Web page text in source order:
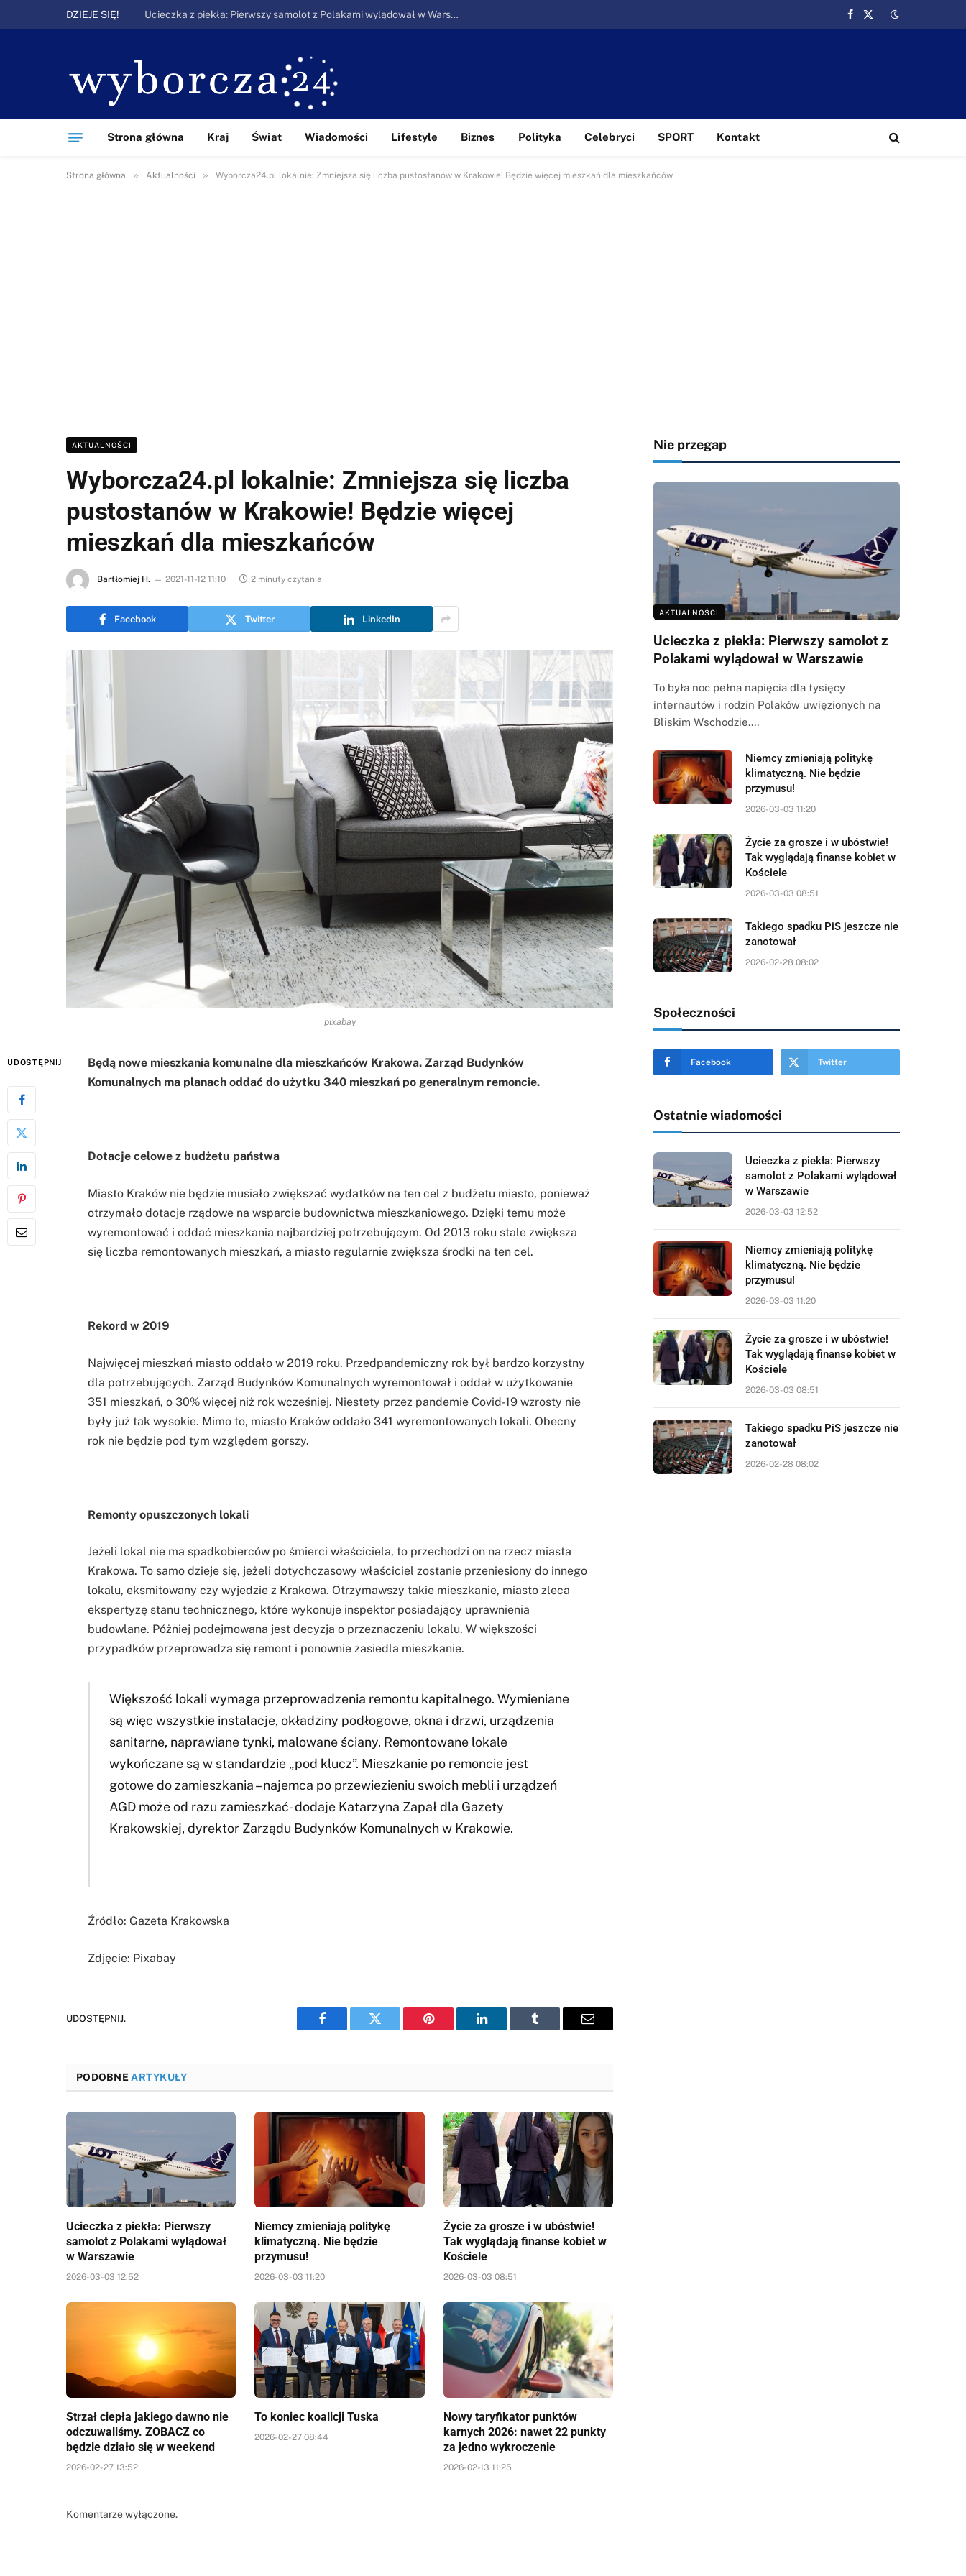
DZIEJE SIĘ! Ucieczka z piekła: Pierwszy samolot z Polakami wylądował w Warszawie
Facebook
X
Strona główna Kraj Świat Wiadomości Lifestyle Biznes Polityka Celebryci SPORT Kontakt
Strona główna » Aktualności » Wyborcza24.pl lokalnie: Zmniejsza się liczba pustostanów w Krakowie! Będzie więcej mieszkań dla mieszkańców
AKTUALNOŚCI
Wyborcza24.pl lokalnie: Zmniejsza się liczba
pustostanów w Krakowie! Będzie więcej
mieszkań dla mieszkańców
Bartłomiej H. 2021-11-12 11:10 2 minuty czytania
Facebook Twitter LinkedIn
pixabay
UDOSTĘPNIJ
Będą nowe mieszkania komunalne dla mieszkańców Krakowa. Zarząd Budynków
Komunalnych ma planach oddać do użytku 340 mieszkań po generalnym remoncie.
Dotacje celowe z budżetu państwa
Miasto Kraków nie będzie musiało zwiększać wydatków na ten cel z budżetu miasto, ponieważ
otrzymało dotacje rządowe na wsparcie budownictwa mieszkaniowego. Dzięki temu może
wyremontować i oddać mieszkania najbardziej potrzebującym. Od 2013 roku stale zwiększa
się liczba remontowanych mieszkań, a miasto regularnie zwiększa środki na ten cel.
Rekord w 2019
Najwięcej mieszkań miasto oddało w 2019 roku. Przedpandemiczny rok był bardzo korzystny
dla potrzebujących. Zarząd Budynków Komunalnych wyremontował i oddał w użytkowanie
351 mieszkań, o 30% więcej niż rok wcześniej. Niestety przez pandemie Covid-19 wzrosty nie
były już tak wysokie. Mimo to, miasto Kraków oddało 341 wyremontowanych lokali. Obecny
rok nie będzie pod tym względem gorszy.
Remonty opuszczonych lokali
Jeżeli lokal nie ma spadkobierców po śmierci właściciela, to przechodzi on na rzecz miasta
Krakowa. To samo dzieje się, jeżeli dotychczasowy właściciel zostanie przeniesiony do innego
lokalu, eksmitowany czy wyjedzie z Krakowa. Otrzymawszy takie mieszkanie, miasto zleca
ekspertyzę stanu technicznego, które wykonuje inspektor posiadający uprawnienia
budowlane. Póżniej podejmowana jest decyzja o przeznaczeniu lokalu. W większości
przypadków przeprowadza się remont i ponownie zasiedla mieszkanie.
Większość lokali wymaga przeprowadzenia remontu kapitalnego. Wymieniane
są więc wszystkie instalacje, okładziny podłogowe, okna i drzwi, urządzenia
sanitarne, naprawiane tynki, malowane ściany. Remontowane lokale
wykończane są w standardzie „pod klucz”. Mieszkanie po remoncie jest
gotowe do zamieszkania – najemca po przewiezieniu swoich mebli i urządzeń
AGD może od razu zamieszkać- dodaje Katarzyna Zapał dla Gazety
Krakowskiej, dyrektor Zarządu Budynków Komunalnych w Krakowie.
Źródło: Gazeta Krakowska
Zdjęcie: Pixabay
UDOSTĘPNIJ.
Facebook Twitter Pinterest LinkedIn Tumblr Email
PODOBNE ARTYKUŁY
Ucieczka z piekła: Pierwszy
samolot z Polakami wylądował
w Warszawie
2026-03-03 12:52
Niemcy zmieniają politykę
klimatyczną. Nie będzie
przymusu!
2026-03-03 11:20
Życie za grosze i w ubóstwie!
Tak wyglądają finanse kobiet w
Kościele
2026-03-03 08:51
Strzał ciepła jakiego dawno nie
odczuwaliśmy. ZOBACZ co
będzie działo się w weekend
2026-02-27 13:52
To koniec koalicji Tuska
2026-02-27 08:44
Nowy taryfikator punktów
karnych 2026: nawet 22 punkty
za jedno wykroczenie
2026-02-13 11:25
Komentarze wyłączone.
Nie przegap
AKTUALNOŚCI
Ucieczka z piekła: Pierwszy samolot z
Polakami wylądował w Warszawie
To była noc pełna napięcia dla tysięcy
internautów i rodzin Polaków uwięzionych na
Bliskim Wschodzie.…
Niemcy zmieniają politykę
klimatyczną. Nie będzie
przymusu!
2026-03-03 11:20
Życie za grosze i w ubóstwie!
Tak wyglądają finanse kobiet w
Kościele
2026-03-03 08:51
Takiego spadku PiS jeszcze nie
zanotował
2026-02-28 08:02
Społeczności
Facebook Twitter
Ostatnie wiadomości
Ucieczka z piekła: Pierwszy
samolot z Polakami wylądował
w Warszawie
2026-03-03 12:52
Niemcy zmieniają politykę
klimatyczną. Nie będzie
przymusu!
2026-03-03 11:20
Życie za grosze i w ubóstwie!
Tak wyglądają finanse kobiet w
Kościele
2026-03-03 08:51
Takiego spadku PiS jeszcze nie
zanotował
2026-02-28 08:02